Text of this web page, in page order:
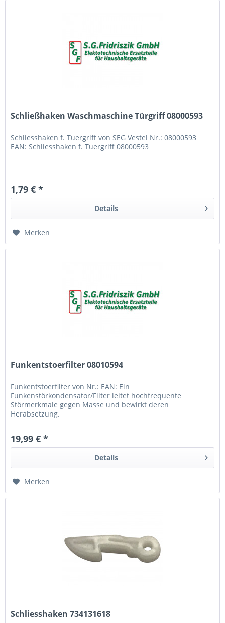
Schließhaken Waschmaschine Türgriff 08000593
Schliesshaken f. Tuergriff von SEG Vestel Nr.: 08000593
EAN: Schliesshaken f. Tuergriff 08000593
1,79 € *
Details
Merken
Funkentstoerfilter 08010594
Funkentstoerfilter von Nr.: EAN: Ein
Funkenstörkondensator/Filter leitet hochfrequente
Störmerkmale gegen Masse und bewirkt deren
Herabsetzung.
19,99 € *
Details
Merken
Schliesshaken 734131618